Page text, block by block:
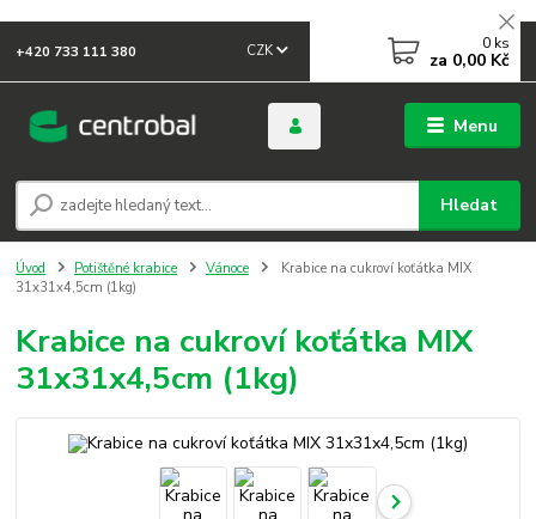
Menu
CZK
Hledat
+420 733 111 380 0 ks
za 0,00 Kč
Úvod Potištěné krabice Vánoce
Krabice na cukroví koťátka MIX
31x31x4,5cm (1kg)
Krabice na cukroví koťátka MIX
31x31x4,5cm (1kg)